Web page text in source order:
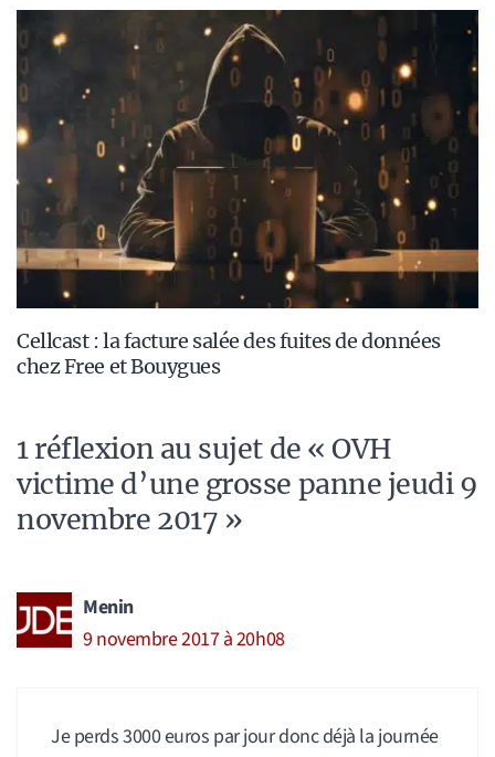
Cellcast : la facture salée des fuites de données
chez Free et Bouygues
1 réflexion au sujet de « OVH
victime d’une grosse panne jeudi 9
novembre 2017 »
Menin
9 novembre 2017 à 20h08
Je perds 3000 euros par jour donc déjà la journée